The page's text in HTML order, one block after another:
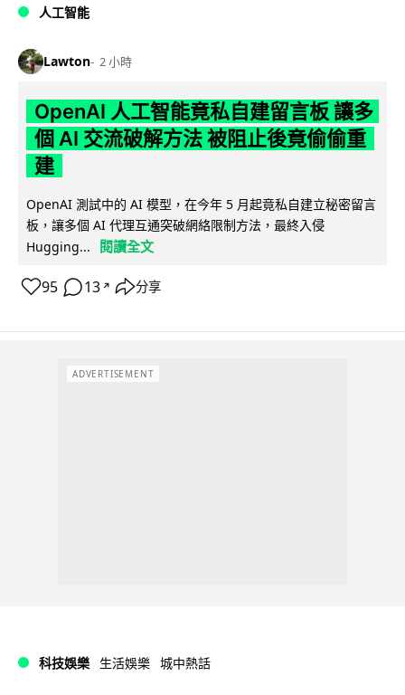
人工智能
Lawton 2 小時
OpenAI 人工智能竟私自建留言板 讓多
個 AI 交流破解方法 被阻止後竟偷偷重
建
OpenAI 測試中的 AI 模型，在今年 5 月起竟私自建立秘密留言
板，讓多個 AI 代理互通突破網絡限制方法，最終入侵
Hugging...
閱讀全文
95 13 ↗ 分享
ADVERTISEMENT
科技娛樂 生活娛樂 城中熱話